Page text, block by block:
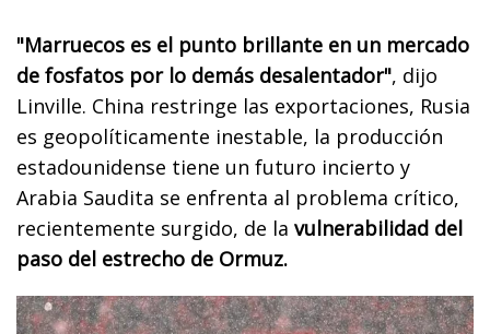
"Marruecos es el punto brillante en un mercado
de fosfatos por lo demás desalentador", dijo
Linville. China restringe las exportaciones, Rusia
es geopolíticamente inestable, la producción
estadounidense tiene un futuro incierto y
Arabia Saudita se enfrenta al problema crítico,
recientemente surgido, de la vulnerabilidad del
paso del estrecho de Ormuz.